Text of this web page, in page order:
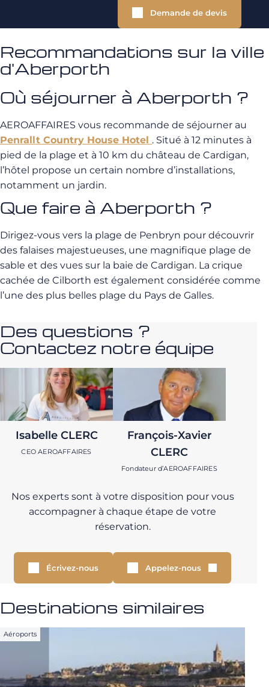
Demande de devis
Recommandations sur la ville
d'Aberporth
Où séjourner à Aberporth ?
AEROAFFAIRES vous recommande de séjourner au
Penrallt Country House Hotel . Situé à 12 minutes à
pied de la plage et à 10 km du château de Cardigan,
l’hôtel propose un certain nombre d’installations,
notamment un jardin.
Que faire à Aberporth ?
Dirigez-vous vers la plage de Penbryn pour découvrir
des falaises majestueuses, une magnifique plage de
sable et des vues sur la baie de Cardigan. La crique
cachée de Cilborth est également considérée comme
l’une des plus belles plage du Pays de Galles.
Des questions ?
Contactez notre équipe
Isabelle CLERC
CEO AEROAFFAIRES
François-Xavier
CLERC
Fondateur d’AEROAFFAIRES
Nos experts sont à votre disposition pour vous
accompagner à chaque étape de votre
réservation.
Écrivez-nous Appelez-nous
Destinations similaires
Aéroports